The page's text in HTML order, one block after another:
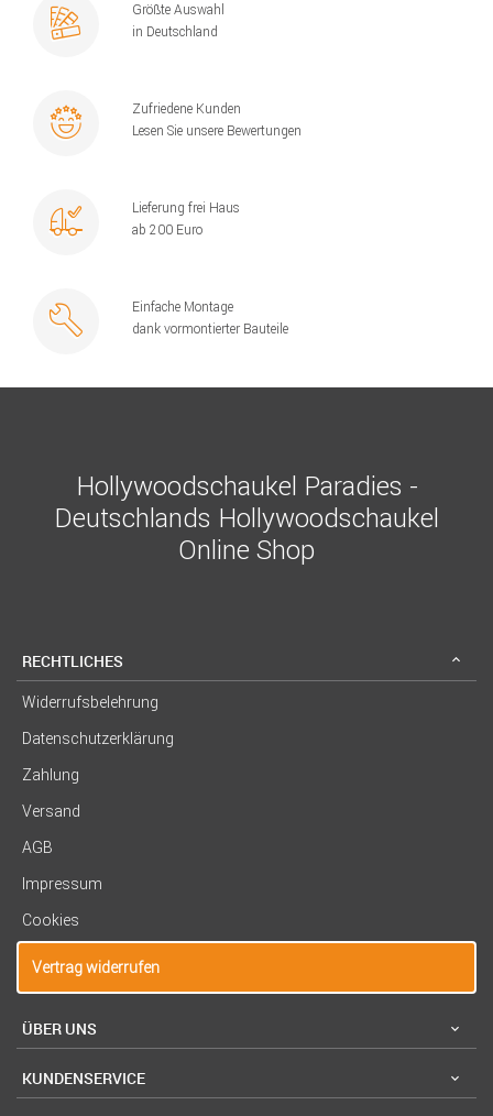
Größte Auswahl
in Deutschland
Zufriedene Kunden
Lesen Sie unsere Bewertungen
Lieferung frei Haus
ab 200 Euro
Einfache Montage
dank vormontierter Bauteile
Hollywoodschaukel Paradies -
Deutschlands Hollywoodschaukel
Online Shop
RECHTLICHES
Widerrufsbelehrung
Datenschutzerklärung
Zahlung
Versand
AGB
Impressum
Cookies
Vertrag widerrufen
ÜBER UNS
KUNDENSERVICE